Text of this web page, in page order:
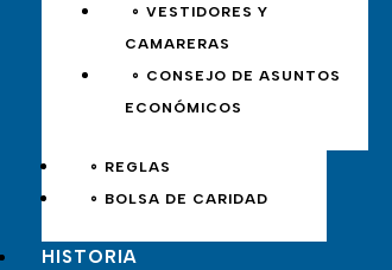
∘ VESTIDORES Y
CAMARERAS
∘ CONSEJO DE ASUNTOS
ECONÓMICOS
∘ REGLAS
∘ BOLSA DE CARIDAD
HISTORIA